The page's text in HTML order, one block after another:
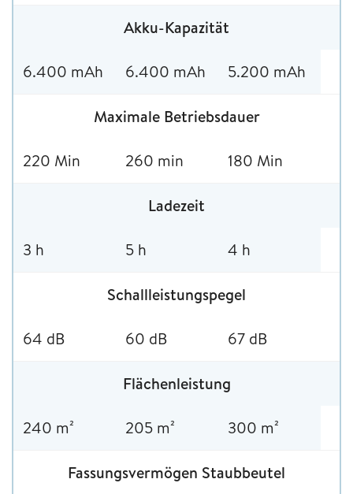
Akku-Kapazität
6.400 mAh 6.400 mAh 5.200 mAh
Maximale Betriebsdauer
220 Min 260 min 180 Min
Ladezeit
3 h 5 h 4 h
Schallleistungspegel
64 dB 60 dB 67 dB
Flächenleistung
240 m² 205 m² 300 m²
Fassungsvermögen Staubbeutel